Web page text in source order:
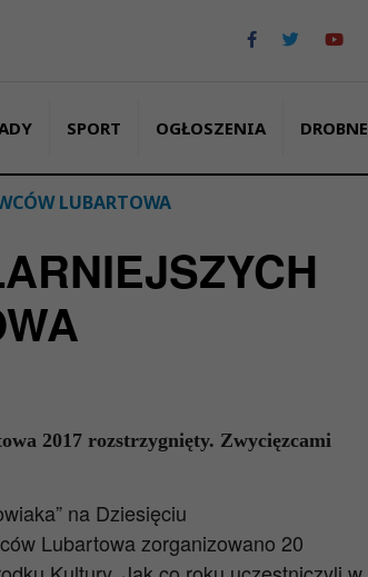
SPORT OGŁOSZENIA DROBNE
LUBARTOWA
2017 rozstrzygnięty. Zwycięzcami
na Dziesięciu
Lubartowa zorganizowano 20